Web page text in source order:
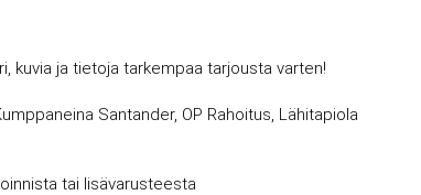
kuvia ja tietoja tarkempaa tarjousta varten!
Santander, OP Rahoitus, Lähitapiola
tai lisävarusteesta